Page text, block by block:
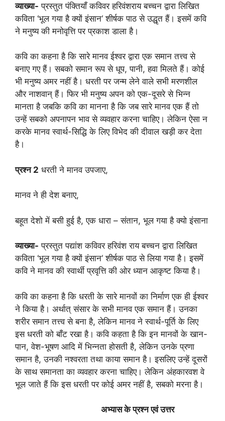
व्याख्या- प्रस्तुत पंक्तियाँ कविवर हरिवंशराय बच्चन द्वारा लिखित
कविता ‘भूल गया है क्यों इंसान‘ शीर्षक पाठ से उद्धृत हैं। इसमें कवि
ने मनुष्य की मनोवृत्ति पर प्रकाश डाला है।
कवि का कहना है कि सारे मानव ईश्वर द्वारा एक समान तत्त्व से
बनाए गए हैं। सबको समान रूप से धूप, पानी, हवा मिलते हैं। कोई
भी मनुष्य अमर नहीं है। धरती पर जन्म लेने वाले सभी मरणशील
और नाशवान् हैं। फिर भी मनुष्य अपन को एक-दूसरे से भिन्न
मानता है जबकि कवि का मानना है कि जब सारे मानव एक हैं तो
उन्हें सबको अपनापन भाव से व्यवहार करना चाहिए। लेकिन ऐसा न
करके मानव स्वार्थ-सिद्धि के लिए विभेद की दीवाल खड़ी कर देता
है।
प्रश्न 2 धरती ने मानव उपजाए,
मानव ने ही देश बनाए,
बहूत देशो में बसी हुई है, एक धारा – संतान, भूल गया है क्‍यो इंसाना
व्याख्या- प्रस्तुत पद्यांश कविवर हरिवंश राय बच्चन द्वारा लिखित
कविता ‘भूल गया है क्यों इंसान‘ शीर्षक पाठ से लिया गया है। इसमें
कवि ने मानव की स्वार्थी प्रवृत्ति की ओर ध्यान आकृष्ट किया है।
कवि का कहना है कि धरती के सारे मानवों का निर्माण एक ही ईश्वर
ने किया है। अर्थात् संसार के सभी मानव एक समान हैं। उनका
शरीर समान तत्त्व से बना है, लेकिन मानव ने स्वार्थ-पूर्ति के लिए
इस धरती को बाँट रखा है। कवि कहता है कि इन मानवों के खान-
पान, वेश-भूषण आदि में भिन्नता होसती है, लेकिन उनके प्रणा
समान है, उनकी नश्वरता तथा काया समान है। इसलिए उन्हें दूसरों
के साथ समानता का व्यवहार करना चाहिए। लेकिन अंहकारवश वे
भूल जाते हैं कि इस धरती पर कोई अमर नहीं है, सबको मरना है।
अभ्यास के प्रश्न एवं उत्तर